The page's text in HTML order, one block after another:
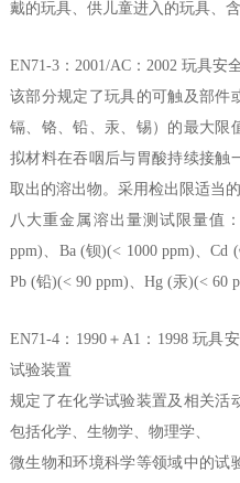
戴的玩具、供儿童进入的玩具、
EN71-3：2001/AC：2002 玩具安
该部分规定了玩具的可触及部件
镉、铬、铅、汞、锡）的最大限
拟材料在吞咽后与胃酸持续接触
取出的溶出物。采用检出限适当
八大重金属溶出量测试限量值
ppm)、Ba (钡)(< 1000 ppm)、Cd
Pb (铅)(< 90 ppm)、Hg (汞)(< 60
EN71-4：1990＋A1：1998 玩具
试验装置
规定了在化学试验装置及相关活
包括化学、生物学、物理学、
微生物和环境科学等领域中的试